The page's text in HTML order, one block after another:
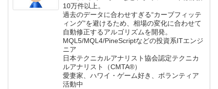
10万件以上。
過去のデータに合わせすぎる“カーブフィッテ
ィング”を避けるため、相場の変化に合わせて
自動修正するアルゴリズムを開発。
MQL5/MQL4/PineScriptなどの投資系ITエンジ
ニア
日本テクニカルアナリスト協会認定テクニカ
ルアナリスト（CMTA®）
愛妻家、ハワイ・ゲーム好き、ボランティア
活動中